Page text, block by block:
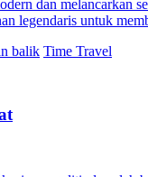
kroni-kroninya
Utama Pria Serangan
Sinting